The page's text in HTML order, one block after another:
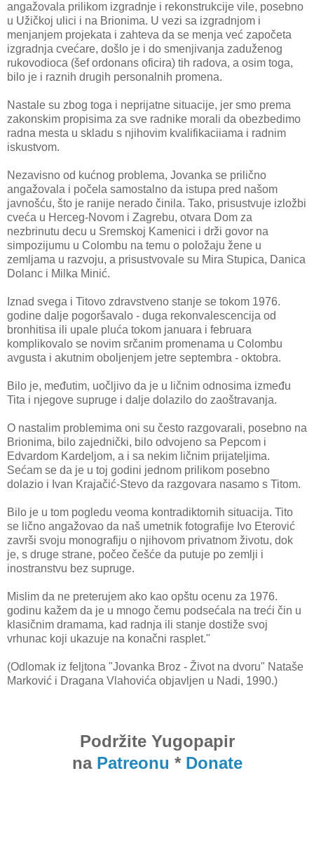
angažovala prilikom izgradnje i rekonstrukcije vile, posebno
u Užičkoj ulici i na Brionima. U vezi sa izgradnjom i
menjanjem projekata i zahteva da se menja već započeta
izgradnja cvećare, došlo je i do smenjivanja zaduženog
rukovodioca (šef ordonans oficira) tih radova, a osim toga,
bilo je i raznih drugih personalnih promena.
Nastale su zbog toga i neprijatne situacije, jer smo prema
zakonskim propisima za sve radnike morali da obezbedimo
radna mesta u skladu s njihovim kvalifikaciiama i radnim
iskustvom.
Nezavisno od kućnog problema, Jovanka se prilično
angažovala i počela samostalno da istupa pred našom
javnošću, što je ranije nerado činila. Tako, prisustvuje izložbi
cveća u Herceg-Novom i Zagrebu, otvara Dom za
nezbrinutu decu u Sremskoj Kamenici i drži govor na
simpozijumu u Colombu na temu o položaju žene u
zemljama u razvoju, a prisustvovale su Mira Stupica, Danica
Dolanc i Milka Minić.
Iznad svega i Titovo zdravstveno stanje se tokom 1976.
godine dalje pogoršavalo - duga rekonvalescencija od
bronhitisa ili upale pluća tokom januara i februara
komplikovalo se novim srčanim promenama u Colombu
avgusta i akutnim oboljenjem jetre septembra - oktobra.
Bilo je, međutim, uočljivo da je u ličnim odnosima između
Tita i njegove supruge i dalje dolazilo do zaoštravanja.
O nastalim problemima oni su često razgovarali, posebno na
Brionima, bilo zajednički, bilo odvojeno sa Pepcom i
Edvardom Kardeljom, a i sa nekim ličnim prijateljima.
Sećam se da je u toj godini jednom prilikom posebno
dolazio i Ivan Krajačić-Stevo da razgovara nasamo s Titom.
Bilo je u tom pogledu veoma kontradiktornih situacija. Tito
se lično angažovao da naš umetnik fotografije Ivo Eterović
završi svoju monografiju o njihovom privatnom životu, dok
je, s druge strane, počeo češće da putuje po zemlji i
inostranstvu bez supruge.
Mislim da ne preterujem ako kao opštu ocenu za 1976.
godinu kažem da je u mnogo čemu podsećala na treći čin u
klasičnim dramama, kad radnja ili stanje dostiže svoj
vrhunac koji ukazuje na konačni rasplet."
(Odlomak iz feljtona "Jovanka Broz - Život na dvoru" Nataše
Marković i Dragana Vlahovića objavljen u Nadi, 1990.)
Podržite Yugopapir
na Patreonu * Donate